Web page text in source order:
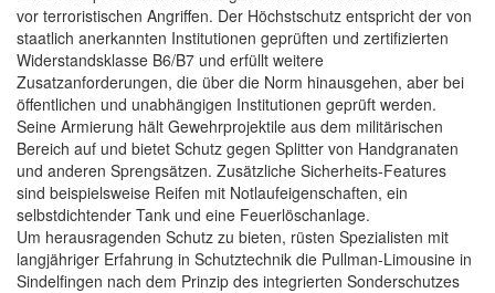
vor terroristischen Angriffen. Der Höchstschutz entspricht der von
staatlich anerkannten Institutionen geprüften und zertifizierten
Widerstandsklasse B6/B7 und erfüllt weitere
Zusatzanforderungen, die über die Norm hinausgehen, aber bei
öffentlichen und unabhängigen Institutionen geprüft werden.
Seine Armierung hält Gewehrprojektile aus dem militärischen
Bereich auf und bietet Schutz gegen Splitter von Handgranaten
und anderen Sprengsätzen. Zusätzliche Sicherheits-Features
sind beispielsweise Reifen mit Notlaufeigenschaften, ein
selbstdichtender Tank und eine Feuerlöschanlage.
Um herausragenden Schutz zu bieten, rüsten Spezialisten mit
langjähriger Erfahrung in Schutztechnik die Pullman-Limousine in
Sindelfingen nach dem Prinzip des integrierten Sonderschutzes